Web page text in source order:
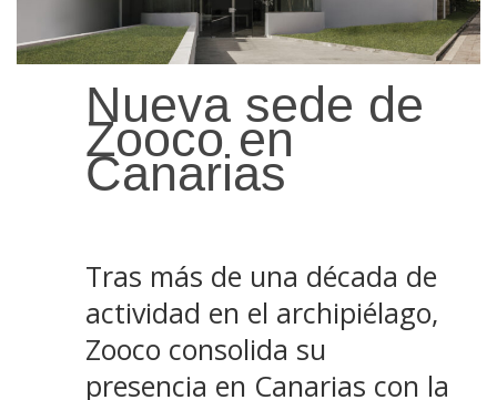
Nueva sede de
Zoocoen
Canarias
Tras más de una década de
actividad en el archipiélago,
Zooco consolida su
presencia en Canarias con la